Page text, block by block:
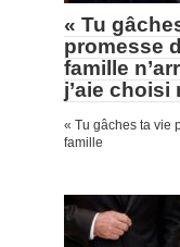
« Tu
promesse
famille
j’aie choisi
« Tu gâches ta vie
famille